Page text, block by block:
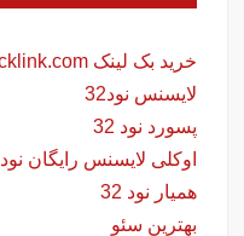
خرید بک لینک behtarinbacklink.com
لایسنس نود32
پسورد نود 32
اوکلی لایسنس رایگان نود 32
همیار نود 32
بهترین سئو